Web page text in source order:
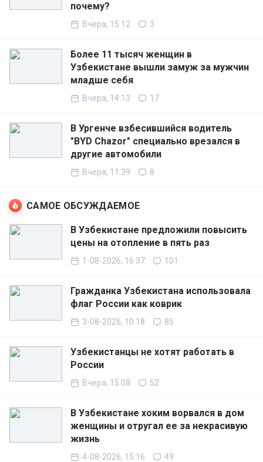
почему?
Вчера, 15:12 3
Более 11 тысяч женщин в
Узбекистане вышли замуж за мужчин
младше себя
Вчера, 14:13 17
В Ургенче взбесившийся водитель
"BYD Chazor" специально врезался в
другие автомобили
Вчера, 11:39 8
САМОЕ ОБСУЖДАЕМОЕ
В Узбекистане предложили повысить
цены на отопление в пять раз
1-08-2026, 16:37 101
Гражданка Узбекистана использовала
флаг России как коврик
3-08-2026, 10:18 85
Узбекистанцы не хотят работать в
России
Вчера, 15:08 52
В Узбекистане хоким ворвался в дом
женщины и отругал ее за некрасивую
жизнь
4-08-2026, 15:16 49